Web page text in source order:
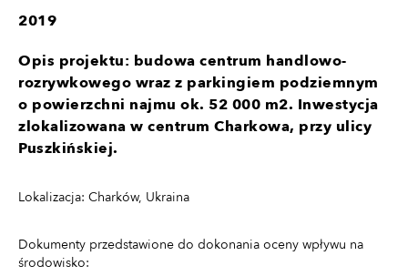
2019
Opis projektu: budowa centrum handlowo-
rozrywkowego wraz z parkingiem podziemnym
o powierzchni najmu ok. 52 000 m2. Inwestycja
zlokalizowana w centrum Charkowa, przy ulicy
Puszkińskiej.
Lokalizacja: Charków, Ukraina
Dokumenty przedstawione do dokonania oceny wpływu na
środowisko: